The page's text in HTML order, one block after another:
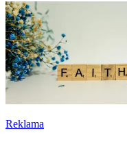
Reklama